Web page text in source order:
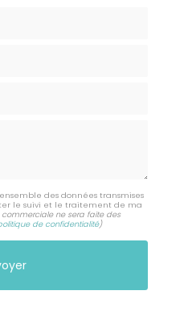
des données transmises
le suivi et le traitement de ma
commerciale ne sera faite des
de confidentialité)